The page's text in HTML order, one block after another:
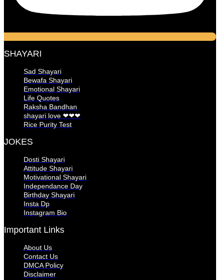
SHAYARI
Sad Shayari
Bewafa Shayari
Emotional Shayari
Life Quotes
Raksha Bandhan
shayari love ❤❤❤
Rice Purity Test
JOKES
Dosti Shayari
Attitude Shayari
Motivational Shayari
Independance Day
Birthday Shayari
Insta Dp
Instagram Bio
Important Links
About Us
Contact Us
DMCA Policy
Disclaimer